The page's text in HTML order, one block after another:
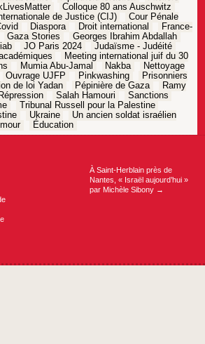
Colloque 80 ans Auschwitz
de Justice (CIJ)
Cour Pénale
Diaspora Droit international
France-
Gaza Stories
Georges Ibrahim Abdallah
JO Paris 2024
Judaïsme - Judéité
Meeting international juif du 30
Mumia Abu-Jamal Nakba
Nettoyage
Ouvrage UJFP Pinkwashing
Prisonniers
de loi Yadan Pépinière de Gaza
Ramy
Répression Salah Hamouri
Sanctions
Tribunal Russell pour la Palestine
Ukraine
Un ancien soldat israélien
Éducation
À Saint-Herblain près de
Nantes, « Israël aujourd’hui »
par Michèle Sibony →